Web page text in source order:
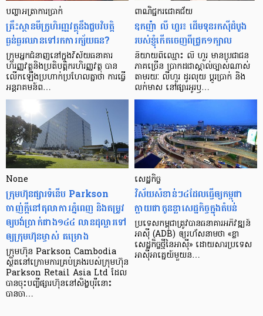
បញ្ហា​អត្រា​ការប្រាក់
គ្រឹះស្ថាន​មីក្រូ​ហិរញ្ញវត្ថុ​នឹង​ជួប​វិបត្តិ​
ធ្ងន់ធ្ងរ​ឈាន​ទៅ​រក​ការ​ក្ស័យធន?
ក្រុម​អ្នក​ជំនាញ​នៅ​ក្នុង​វិស័យ​ធនាគារ
ហិរញ្ញវត្ថុ​និង​ប្រតិបត្តិករ​ហិរញ្ញ​វត្ថុ បាន​​
លើក​ឡើង​ប្រហាក់​ប្រហែល​គ្នា​ថា ការ​ធ្វើ​
អន្តរាគមន៍​ព…
ពាណិជ្ជករជោគជ័យ
ឧកញ៉ា លី ហួរ៖ ដើមទុនរកស៊ីដំបូង
របស់ខ្ញុំកើតចេញពីជ្រូក១ក្បាល
និយាយ​ពី​ឈ្មោះ លី ហួរ មាន​ប្រជាជន​
ភាគ​ច្រើន ប្រាកដ​ជា​ស្គាល់​ច្បាស់​ណាស់
តាមរយៈ លីហួរ ដូរ​លុយ ប្តូរ​បា្រក់ និង​
លក់​មាស នៅ​ផ្សារ​អូរ​ឫ…
None
ក្រុមហ៊ុនផ្សារទំនើប Parkson
ចាញ់ក្ដីនៅតុលាការភ្នំពេញ និងតម្រូវ
ឲ្យបង់ប្រាក់ជាង១៤៤ លានដុល្លារទៅ
ឲ្យក្រុមហ៊ុនម្ចាស់ គម្រោង
ក្រុមហ៊ុន Parkson Cambodia
ស្ថិតនៅក្រោមការគ្រប់គ្រងរបស់ក្រុមហ៊ុន
Parkson Retail Asia Ltd ដែល
បានចុះបញ្ចីផ្សារហ៊ុននៅសិង្ហបុរីនោះ
បានចា…
សេដ្ឋកិច្ច​
វិស័យ​សំខាន់ៗ​៤​ដែល​ធ្វើ​ឲ្យ​កម្ពុជា​
ក្លាយ​ជា​កូន​ខ្លា​សេដ្ឋកិច្ច​ក្នុង​តំបន់
ប្រទេស​កម្ពុជា​ត្រូវ​បាន​ធនាគារ​អភិវឌ្ឍន៍​
អាស៊ី (ADB) ឲ្យ​រហ័ស​នាមថា «ខ្លា​
សេដ្ឋកិច្ច​ថ្មី​នៃ​អាស៊ី» ដោយសារ​ប្រទេស​
អាស៊ី​អាគ្នេយ៍​មួយ​ន…